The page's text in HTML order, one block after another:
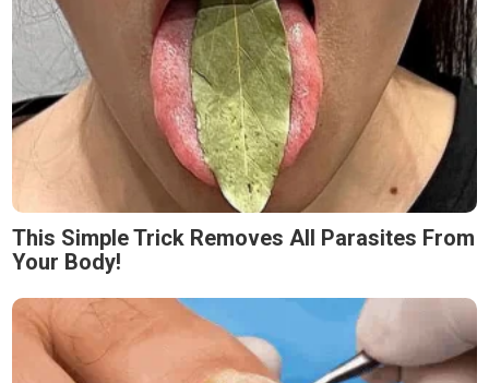
This Simple Trick Removes All Parasites From
Your Body!